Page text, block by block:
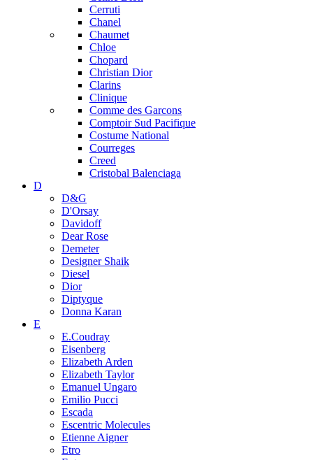
Cerruti
Chanel
Chaumet
Chloe
Chopard
Christian Dior
Clarins
Clinique
Comme des Garcons
Comptoir Sud Pacifique
Costume National
Courreges
Creed
Cristobal Balenciaga
D
D&G
D'Orsay
Davidoff
Dear Rose
Demeter
Designer Shaik
Diesel
Dior
Diptyque
Donna Karan
E
E.Coudray
Eisenberg
Elizabeth Arden
Elizabeth Taylor
Emanuel Ungaro
Emilio Pucci
Escada
Escentric Molecules
Etienne Aigner
Etro